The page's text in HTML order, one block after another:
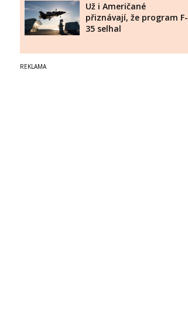
Už i Američané
přiznávají, že program F-
35 selhal